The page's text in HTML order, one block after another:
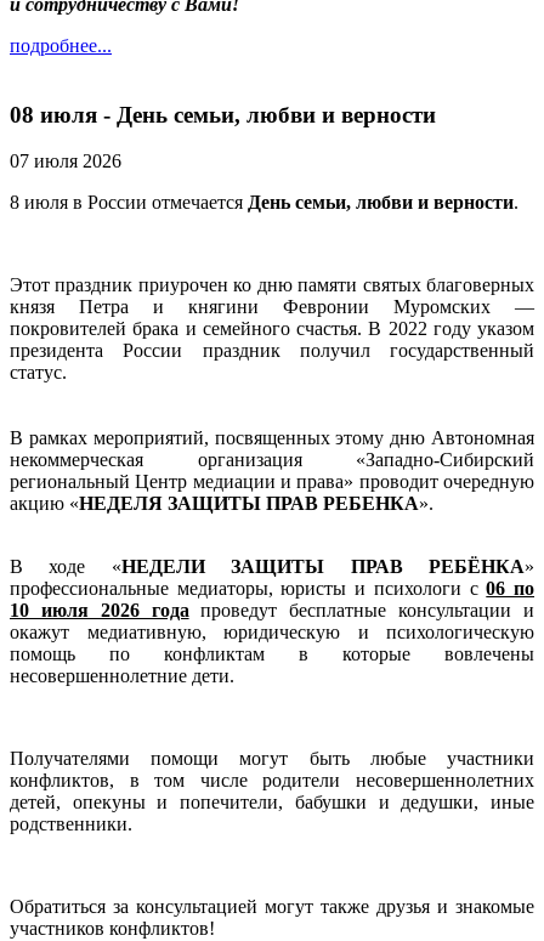
подробнее...
08 июля - День семьи, любви и верности
07 июля 2026
8 июля в России отмечается День семьи, любви и верности.
Этот праздник приурочен ко дню памяти святых благоверных
князя Петра и княгини Февронии Муромских —
покровителей брака и семейного счастья. В 2022 году указом
президента России праздник получил государственный
статус.
В рамках мероприятий, посвященных этому дню Автономная
некоммерческая организация «Западно-Сибирский
региональный Центр медиации и права» проводит очередную
акцию «НЕДЕЛЯ ЗАЩИТЫ ПРАВ РЕБЕНКА».
В ходе «НЕДЕЛИ ЗАЩИТЫ ПРАВ РЕБЁНКА»
профессиональные медиаторы, юристы и психологи с06 по
10 июля 2026 года проведут бесплатные консультации и
окажут медиативную, юридическую и психологическую
помощь по конфликтам в которые вовлечены
несовершеннолетние дети.
Получателями помощи могут быть любые участники
конфликтов, в том числе родители несовершеннолетних
детей, опекуны и попечители, бабушки и дедушки, иные
родственники.
Обратиться за консультацией могут также друзья и знакомые
участников конфликтов!